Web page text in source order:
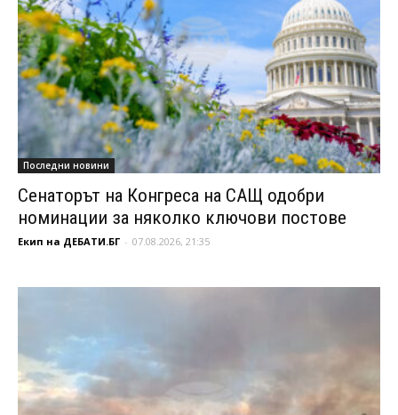
Последни новини
Сенаторът на Конгреса на САЩ одобри
номинации за няколко ключови постове
Екип на ДЕБАТИ.БГ - 07.08.2026, 21:35